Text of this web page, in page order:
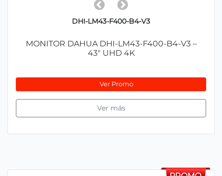
DHI-LM43-F400-B4-V3
MONITOR DAHUA DHI-LM43-F400-B4-V3 –
43" UHD 4K
Ver Promo
Ver más